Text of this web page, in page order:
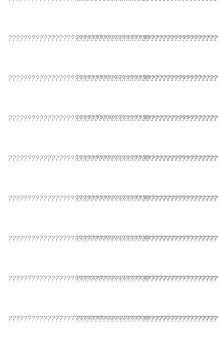
????????????????????????????????????
????????????????????????????????????
????????????????????????????????????
????????????????????????????????????
????????????????????????????????????
????????????????????????????????????
????????????????????????????????????
????????????????????????????????????
????????????????????????????????????
????????????????????????????????????
????????????????????????????????????
????????????????????????????????????
????????????????????????????????????
????????????????????????????????????
????????????????????????????????????
????????????????????????????????????